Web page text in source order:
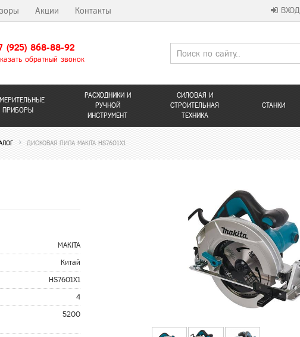
Акции Контакты ВХОД
(925) 868-88-92
обратный звонок
ПРИБОРЫ
РАСХОДНИКИ И
РУЧНОЙ
ИНСТРУМЕНТ
СИЛОВАЯ И
СТРОИТЕЛЬНАЯ
ТЕХНИКА
СТАНКИ
ДИСКОВАЯ ПИЛА MAKITA HS7601X1
MAKITA
Китай
HS7601X1
4
5200